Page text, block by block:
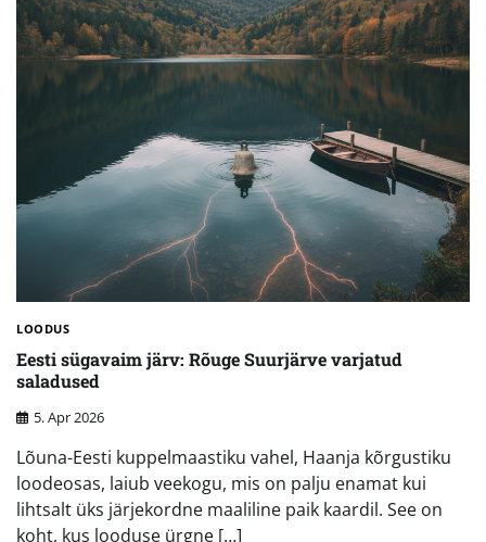
LOODUS
Eesti sügavaim järv: Rõuge Suurjärve varjatud
saladused
5. Apr 2026
Lõuna-Eesti kuppelmaastiku vahel, Haanja kõrgustiku
loodeosas, laiub veekogu, mis on palju enamat kui
lihtsalt üks järjekordne maaliline paik kaardil. See on
koht, kus looduse ürgne […]